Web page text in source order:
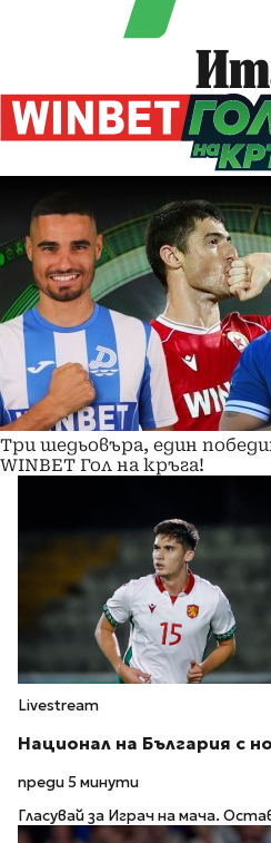
Три шедьовъра, един
WINBET Гол на кръга!
Livestream
Национал на България с
преди 5 минути
Гласувай за Играч на мача.